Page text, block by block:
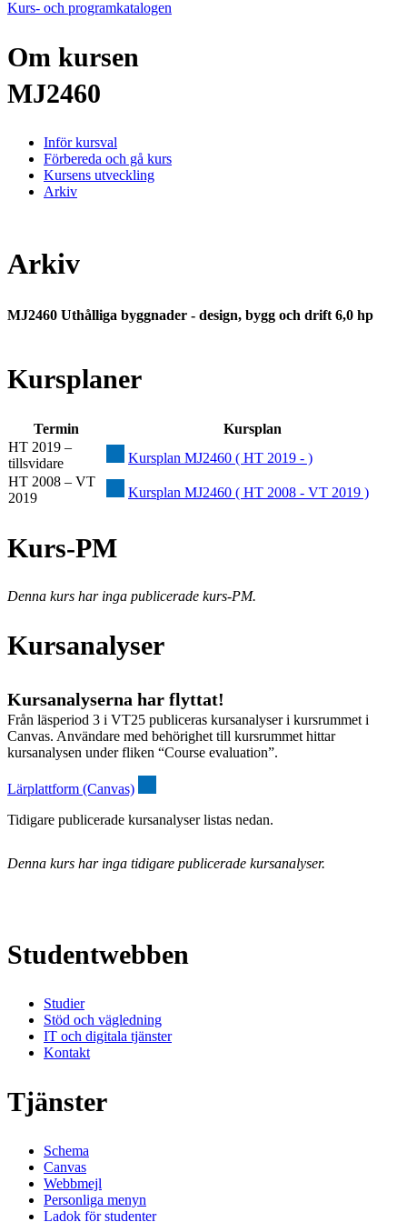
Kurs- och programkatalogen
Om kursen
MJ2460
Inför kursval
Förbereda och gå kurs
Kursens utveckling
Arkiv
Arkiv
MJ2460 Uthålliga byggnader - design, bygg och drift 6,0 hp
Kursplaner
Termin
Kursplan
HT 2019 –
tillsvidare
Kursplan MJ2460 ( HT 2019 - )
HT 2008 – VT
2019
Kursplan MJ2460 ( HT 2008 - VT 2019 )
Kurs-PM
Denna kurs har inga publicerade kurs-PM.
Kursanalyser
Kursanalyserna har flyttat!
Från läsperiod 3 i VT25 publiceras kursanalyser i kursrummet i
Canvas. Användare med behörighet till kursrummet hittar
kursanalysen under fliken “Course evaluation”.
Lärplattform (Canvas)
Tidigare publicerade kursanalyser listas nedan.
Denna kurs har inga tidigare publicerade kursanalyser.
Studentwebben
Studier
Stöd och vägledning
IT och digitala tjänster
Kontakt
Tjänster
Schema
Canvas
Webbmejl
Personliga menyn
Ladok för studenter